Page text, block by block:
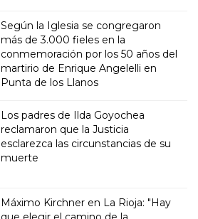
Según la Iglesia se congregaron
más de 3.000 fieles en la
conmemoración por los 50 años del
martirio de Enrique Angelelli en
Punta de los Llanos
Los padres de Ilda Goyochea
reclamaron que la Justicia
esclarezca las circunstancias de su
muerte
Máximo Kirchner en La Rioja: "Hay